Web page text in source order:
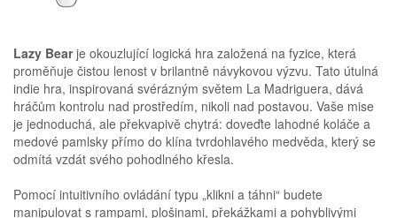
Lazy Bearje okouzlující logická hra založená na fyzice, která
proměňuje čistou lenost v brilantně návykovou výzvu. Tato útulná
indie hra, inspirovaná svérázným světem La Madriguera, dává
hráčům kontrolu nad prostředím, nikoli nad postavou. Vaše mise
je jednoduchá, ale překvapivě chytrá: doveďte lahodné koláče a
medové pamlsky přímo do klína tvrdohlavého medvěda, který se
odmítá vzdát svého pohodlného křesla.
Pomocí intuitivního ovládání typu „klikni a táhni“ budete
manipulovat s rampami, plošinami, překážkami a pohyblivými